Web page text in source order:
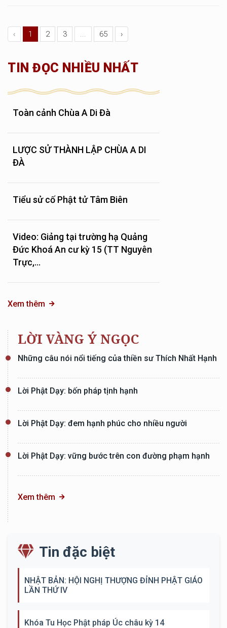
‹ 1 2 3 ... 65 ›
TIN ĐỌC NHIỀU NHẤT
Toàn cảnh Chùa A Di Đà
LƯỢC SỬ THÀNH LẬP CHÙA A DI
ĐÀ
Tiểu sử cố Phật tử Tâm Biên
Video: Giảng tại trường hạ Quảng
Đức Khoá An cư kỳ 15 (TT Nguyên
Trực,...
Xem thêm
LỜI VÀNG Ý NGỌC
Những câu nói nổi tiếng của thiền sư Thích Nhất Hạnh
Lời Phật Dạy: bốn pháp tịnh hạnh
Lời Phật Dạy: đem hạnh phúc cho nhiều người
Lời Phật Dạy: vững bước trên con đường phạm hạnh
Xem thêm
Tin đặc biệt
NHẬT BẢN: HỘI NGHỊ THƯỢNG ĐỈNH PHẬT GIÁO
LẦN THỨ IV
Khóa Tu Học Phật pháp Úc châu kỳ 14